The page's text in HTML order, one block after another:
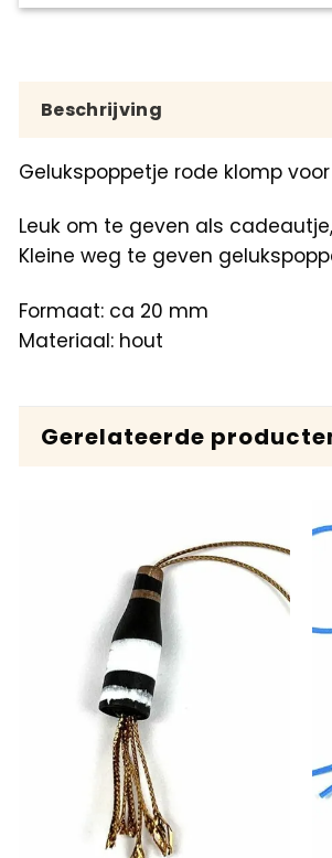
Beschrijving
Gelukspoppetje rode klomp
Leuk om te geven als
Kleine weg te geven
Formaat: ca 20 mm
Materiaal: hout
Gerelateerde